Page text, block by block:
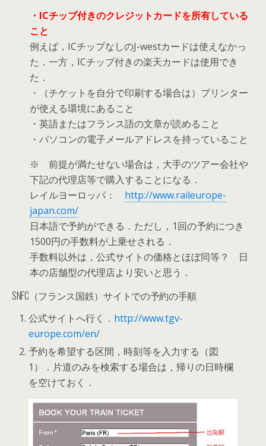
・ICチップ付きのクレジットカードを所有している
こと
例えば，ICチップなしのJ-westカードは使えなかっ
た．一方，ICチップ付きの楽天カードは使用でき
た．
・（チケットを自分で印刷する場合は）プリンター
が使える環境にあること
・英語またはフランス語の文章が読めること
・パソコンの電子メールアドレスを持っていること
※ 前提が満たせない場合は，大手のツアー会社や
下記の代理店等で購入することになる．
レイルヨーロッパ： http://www.raileurope-
japan.com/
日本語で予約ができる．ただし，1回の予約につき
1500円の手数料が上乗せされる．
手数料以外は，公式サイトの価格とほぼ同等？ 日
本の店舗型の代理店より安いと思う．
SNFC（フランス国鉄）サイトでの予約の手順
公式サイトへ行く． http://www.tgv-
europe.com/en/
予約を希望する区間，時刻等を入力する（図
1）．片道のみを検索する場合は，帰りの日時欄
を空けておく．